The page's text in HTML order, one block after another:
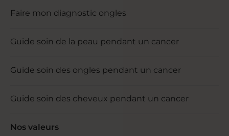
Faire mon diagnostic ongles
Guide soin de la peau pendant un cancer
Guide soin des ongles pendant un cancer
Guide soin des cheveux pendant un cancer
Nos valeurs